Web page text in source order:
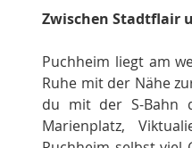
Zwischen Stadtflair
Puchheim liegt am
Ruhe mit der Nähe
du mit der S-Bahn
Marienplatz,